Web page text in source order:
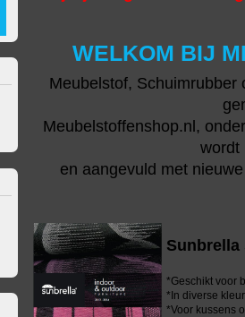
WELKOM BIJ
Meubelstof, Schuimrubber
Meubelstoffenshop.nl,
wordt
en aangevuld met
Sunbrella
*Geschikt voor
*In diverse
*Voor kussens